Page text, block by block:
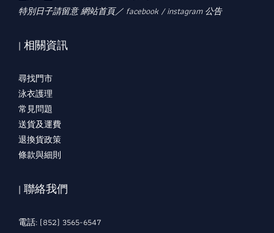
特別日子請留意 網站首頁／ facebook / instagram 公告
| 相關資訊
尋找門市
泳衣護理
常見問題
送貨及運費
退換貨政策
條款與細則
| 聯絡我們
電話: (852) 3565-6547